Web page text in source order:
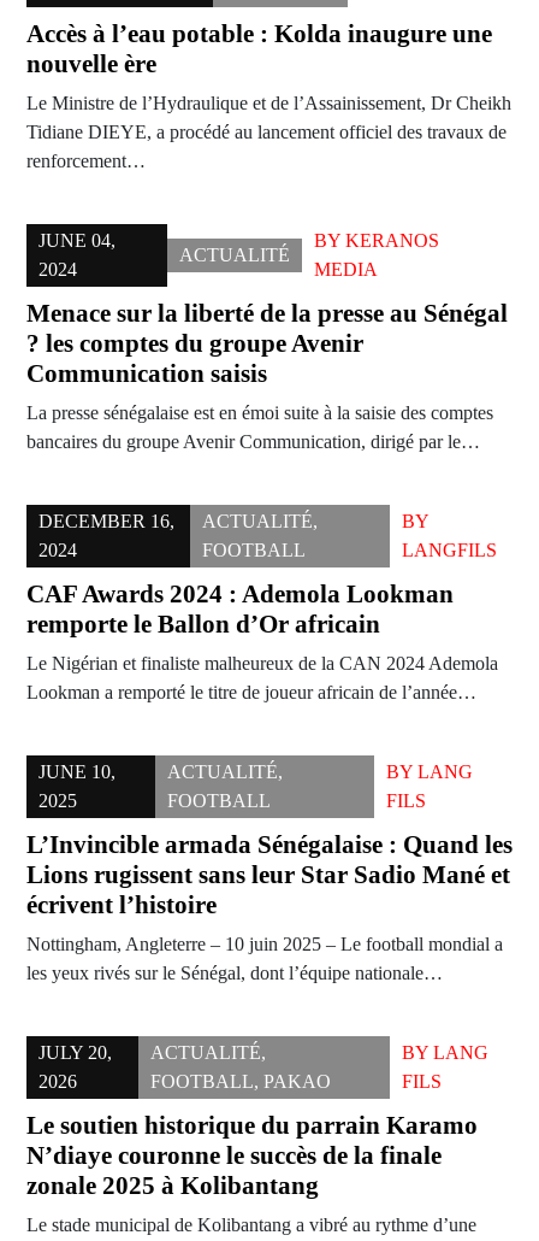
Accès à l’eau potable : Kolda inaugure une
nouvelle ère
Le Ministre de l’Hydraulique et de l’Assainissement, Dr Cheikh
Tidiane DIEYE, a procédé au lancement officiel des travaux de
renforcement…
JUNE 04,
2024
ACTUALITÉ
BY KERANOS
MEDIA
Menace sur la liberté de la presse au Sénégal
? les comptes du groupe Avenir
Communication saisis
La presse sénégalaise est en émoi suite à la saisie des comptes
bancaires du groupe Avenir Communication, dirigé par le…
DECEMBER 16,
2024
ACTUALITÉ,
FOOTBALL
BY
LANGFILS
CAF Awards 2024 : Ademola Lookman
remporte le Ballon d’Or africain
Le Nigérian et finaliste malheureux de la CAN 2024 Ademola
Lookman a remporté le titre de joueur africain de l’année…
JUNE 10,
2025
ACTUALITÉ,
FOOTBALL
BYLANG
FILS
L’Invincible armada Sénégalaise : Quand les
Lions rugissent sans leur Star Sadio Mané et
écrivent l’histoire
Nottingham, Angleterre – 10 juin 2025 – Le football mondial a
les yeux rivés sur le Sénégal, dont l’équipe nationale…
JULY 20,
2026
ACTUALITÉ,
FOOTBALL,PAKAO
BY LANG
FILS
Le soutien historique du parrain Karamo
N’diaye couronne le succès de la finale
zonale 2025 à Kolibantang
Le stade municipal de Kolibantang a vibré au rythme d’une